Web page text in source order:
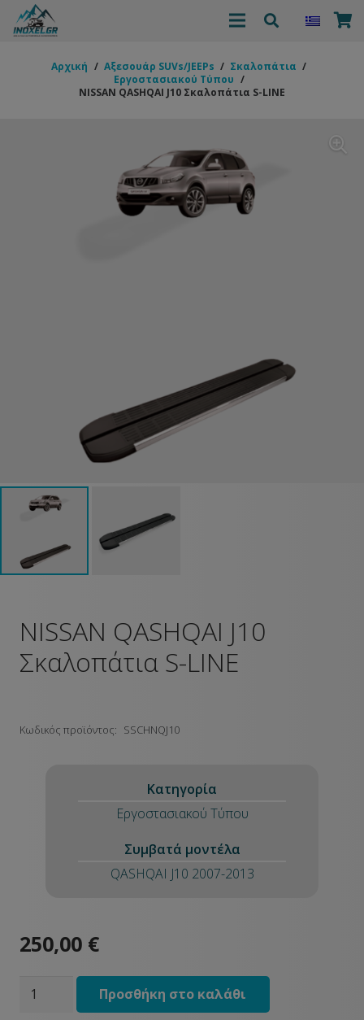
Αρχική / Αξεσουάρ SUVs/JEEPs / Σκαλοπάτια /
Εργοστασιακού Τύπου /
NISSAN QASHQAI J10 Σκαλοπάτια S-LINE
NISSAN QASHQAI J10
Σκαλοπάτια S-LINE
Κωδικός προϊόντος: SSCHNQJ10
Κατηγορία
Εργοστασιακού Τύπου
Συμβατά μοντέλα
QASHQAI J10 2007-2013
250,00 €
NISSAN
Προσθήκη στο καλάθι